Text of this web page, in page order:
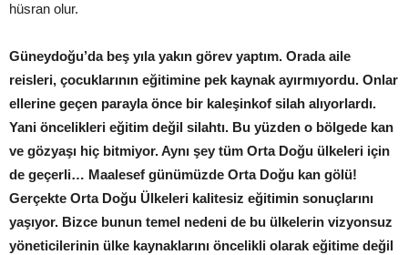
hüsran olur.
Güneydoğu’da beş yıla yakın görev yaptım. Orada aile
reisleri, çocuklarının eğitimine pek kaynak ayırmıyordu. Onlar
ellerine geçen parayla önce bir kaleşinkof silah alıyorlardı.
Yani öncelikleri eğitim değil silahtı. Bu yüzden o bölgede kan
ve gözyaşı hiç bitmiyor. Aynı şey tüm Orta Doğu ülkeleri için
de geçerli… Maalesef günümüzde Orta Doğu kan gölü!
Gerçekte Orta Doğu Ülkeleri kalitesiz eğitimin sonuçlarını
yaşıyor. Bizce bunun temel nedeni de bu ülkelerin vizyonsuz
yöneticilerinin ülke kaynaklarını öncelikli olarak eğitime değil